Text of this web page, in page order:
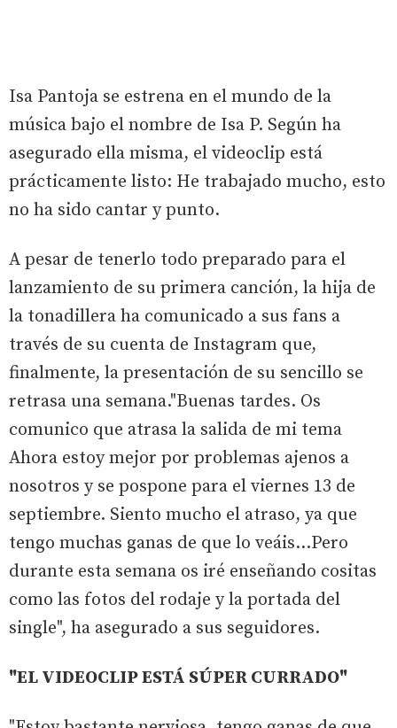
Isa Pantoja se estrena en el mundo de la
música bajo el nombre de Isa P. Según ha
asegurado ella misma, el videoclip está
prácticamente listo: He trabajado mucho, esto
no ha sido cantar y punto.
A pesar de tenerlo todo preparado para el
lanzamiento de su primera canción, la hija de
la tonadillera ha comunicado a sus fans a
través de su cuenta de Instagram que,
finalmente, la presentación de su sencillo se
retrasa una semana."Buenas tardes. Os
comunico que atrasa la salida de mi tema
Ahora estoy mejor por problemas ajenos a
nosotros y se pospone para el viernes 13 de
septiembre. Siento mucho el atraso, ya que
tengo muchas ganas de que lo veáis...Pero
durante esta semana os iré enseñando cositas
como las fotos del rodaje y la portada del
single", ha asegurado a sus seguidores.
"EL VIDEOCLIP ESTÁ SÚPER CURRADO"